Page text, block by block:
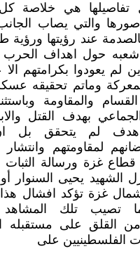
تفاصيلها هي خلاصة
والتي يصاب
عند رؤيتها ورؤية
شعبه حول اهداف الحرب
لم يعودوا بكرامتهم
وماتم تحقيقه
والمقاومة
الجماعي بهدف القتل
هدف لم يتحقق بل
لمقاومتهم وانتشار
غزة ورسالة الثبات
الشهيد يحيى السنوار
شمال غزة تؤكد افشال
تصيب تلك المشاهد
من القلق على
الفلسطينيين على